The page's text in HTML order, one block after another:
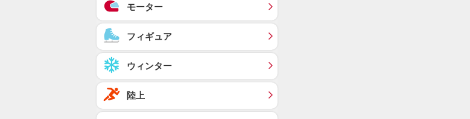
モーター
フィギュア
ウィンター
陸上